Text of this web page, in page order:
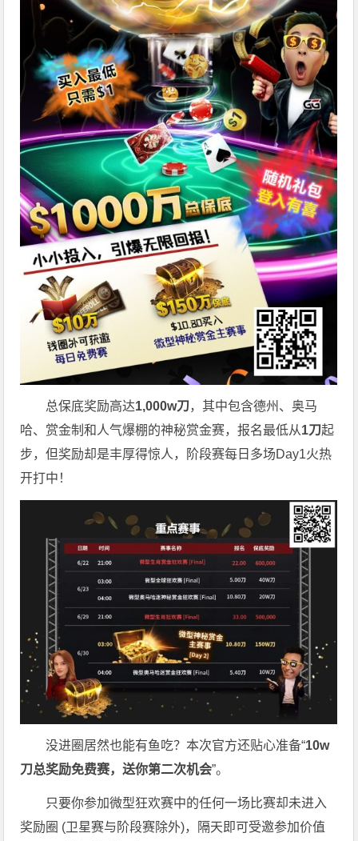
总保底奖励高达1,000w刀，其中包含德州、奥马
哈、赏金制和人气爆棚的神秘赏金赛，报名最低从1刀起
步，但奖励却是丰厚得惊人，阶段赛每日多场Day1火热
开打中！
没进圈居然也能有鱼吃？本次官方还贴心准备“10w
刀总奖励免费赛，送你第二次机会”。
只要你参加微型狂欢赛中的任何一场比赛却未进入
奖励圈 (卫星赛与阶段赛除外)，隔天即可受邀参加价值